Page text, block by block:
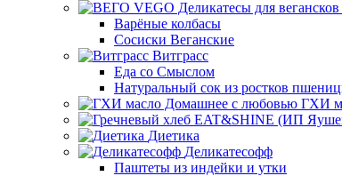
Варёные колбасы
Сосиски Веганские
Витграсс
Еда со Смыслом
Натуральный сок из ростков
ГХИ
Диетика
Деликатесофф
Паштеты из индейки и утки